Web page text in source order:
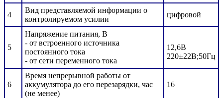
4
Вид представляемой информации о
контролируемом усилии
цифровой
5
Напряжение питания, В
- от встроенного источника
постоянного тока
- от сети переменного тока
12,6В
220±22В;50Гц
6
Время непрерывной работы от
аккумулятора до его перезарядки, час
(не менее)
16